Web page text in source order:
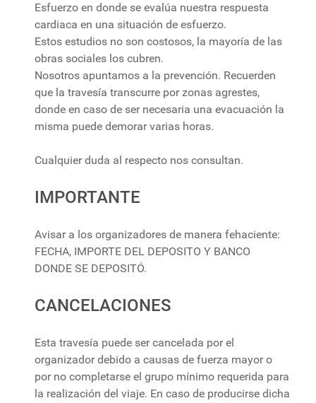
Esfuerzo en donde se evalúa nuestra respuesta
cardiaca en una situación de esfuerzo.
Estos estudios no son costosos, la mayoría de las
obras sociales los cubren.
Nosotros apuntamos a la prevención. Recuerden
que la travesía transcurre por zonas agrestes,
donde en caso de ser necesaria una evacuación la
misma puede demorar varias horas.
Cualquier duda al respecto nos consultan.
IMPORTANTE
Avisar a los organizadores de manera fehaciente:
FECHA, IMPORTE DEL DEPOSITO Y BANCO
DONDE SE DEPOSITÓ.
CANCELACIONES
Esta travesía puede ser cancelada por el
organizador debido a causas de fuerza mayor o
por no completarse el grupo mínimo requerida para
la realización del viaje. En caso de producirse dicha